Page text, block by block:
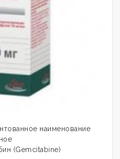
наименование
(Gemcitabine)